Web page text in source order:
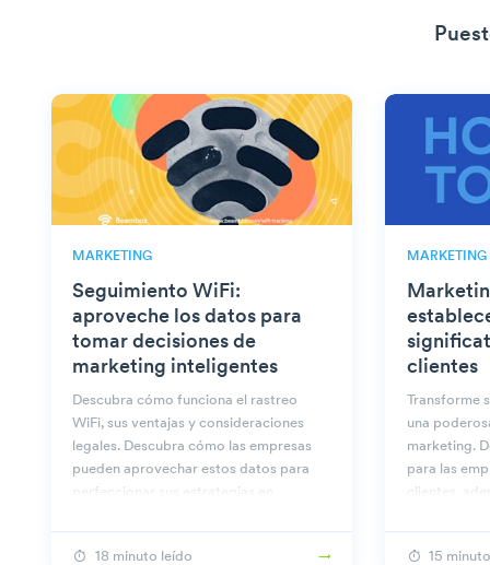
MARKETING
Seguimiento WiFi:
aproveche los datos para
tomar decisiones de
marketing inteligentes
Descubra cómo funciona el rastreo
WiFi, sus ventajas y consideraciones
legales. Descubra cómo las empresas
pueden aprovechar estos datos para
perfeccionar sus estrategias en
18 minuto leído
MARKETING
clientes
Transforme
una
marketing.
para las
clientes,
15